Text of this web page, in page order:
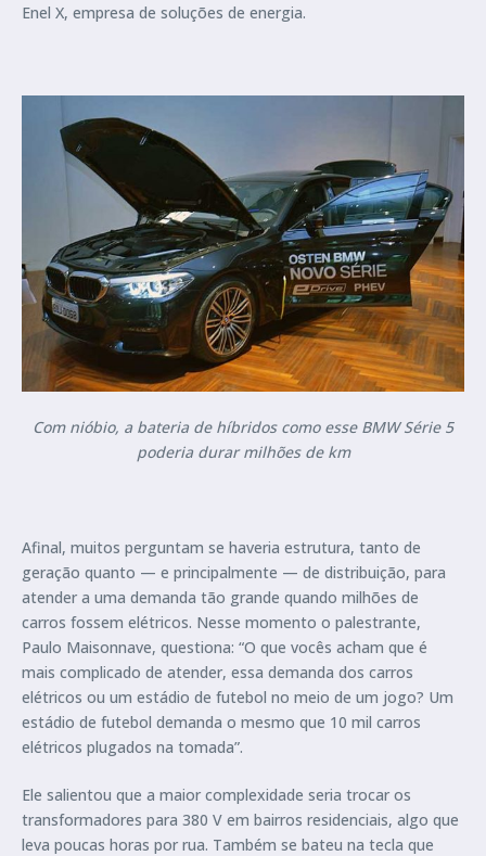
Enel X, empresa de soluções de energia.
Com nióbio, a bateria de híbridos como esse BMW Série 5
poderia durar milhões de km
Afinal, muitos perguntam se haveria estrutura, tanto de
geração quanto — e principalmente — de distribuição, para
atender a uma demanda tão grande quando milhões de
carros fossem elétricos. Nesse momento o palestrante,
Paulo Maisonnave, questiona: “O que vocês acham que é
mais complicado de atender, essa demanda dos carros
elétricos ou um estádio de futebol no meio de um jogo? Um
estádio de futebol demanda o mesmo que 10 mil carros
elétricos plugados na tomada”.
Ele salientou que a maior complexidade seria trocar os
transformadores para 380 V em bairros residenciais, algo que
leva poucas horas por rua. Também se bateu na tecla que